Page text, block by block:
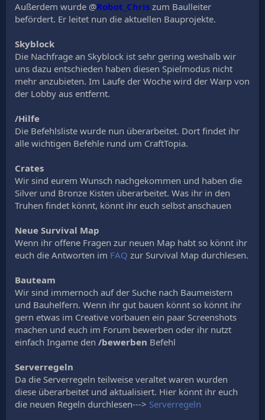
Außerdem wurde @Robot_Chris zum Baulleiter
befördert. Er leitet nun die aktuellen Bauprojekte.
Skyblock
Die Nachfrage an Skyblock ist sehr gering weshalb wir
uns dazu entschieden haben diesen Spielmodus nicht
mehr anzubieten. Im Laufe der Woche wird der Warp von
der Lobby aus entfernt.
/Hilfe
Die Befehlsliste wurde nun überarbeitet. Dort findet ihr
alle wichtigen Befehle rund um CraftTopia.
Crates
Wir sind eurem Wunsch nachgekommen und haben die
Silver und Bronze Kisten überarbeitet. Was ihr in den
Truhen findet könnt, könnt ihr euch selbst anschauen
Neue Survival Map
Wenn ihr offene Fragen zur neuen Map habt so könnt ihr
euch die Antworten im FAQ zur Survival Map durchlesen.
Bauteam
Wir sind immernoch auf der Suche nach Baumeistern
und Bauhelfern. Wenn ihr gut bauen könnt so könnt ihr
gern etwas im Creative vorbauen ein paar Screenshots
machen und euch im Forum bewerben oder ihr nutzt
einfach Ingame den /bewerben Befehl
Serverregeln
Da die Serverregeln teilweise veraltet waren wurden
diese überarbeitet und aktualisiert. Hier könnt ihr euch
die neuen Regeln durchlesen---> Serverregeln